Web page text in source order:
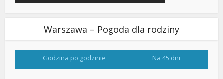
Warszawa – Pogoda dla rodziny
Godzina po godzinie Na 45 dni